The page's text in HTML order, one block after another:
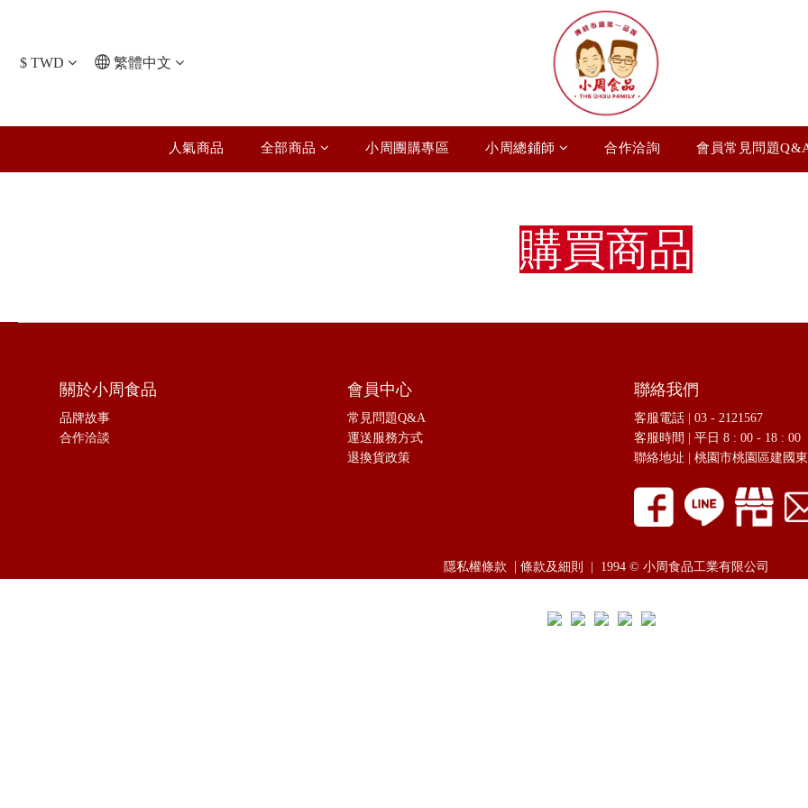
$ TWD 繁體中文
人氣商品 全部商品 小周團購專區 小周總鋪師 合作洽詢 會員常見問題
購買商品
關於小周食品
品牌故事
合作洽談
會員中心
常見問題Q&A
運送服務方式
退換貨政策
聯絡我們
客服電話 | 03 - 2121567
客服時間 | 平日 8 : 00 - 18 : 00
聯絡地址 | 桃園市桃園區建國
隱私權條款 | 條款及細則 1994 © 小周食品工業有限公司